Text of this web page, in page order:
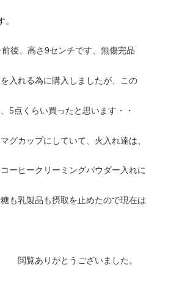
後、高さ9センチです、無傷完品
入れる為に購入しましたが、この
5点くらい買ったと思います・・
グカップにしていて、火入れ達は、
ーヒークリーミングパウダー入れに
も乳製品も摂取を止めたので現在は
閲覧ありがとうございました。